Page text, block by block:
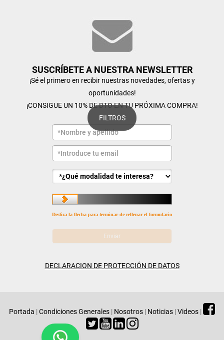
FILTROS
SUSCRÍBETE A NUESTRA NEWSLETTER
¡Sé el primero en recibir nuestras novedades, ofertas y
oportunidades!
¡CONSIGUE UN 10% DE DTO EN TU PRÓXIMA COMPRA!
Desliza la flecha para terminar de rellenar el formulario
DECLARACION DE PROTECCIÓN DE DATOS
Portada |Condiciones Generales | Nosotros | Noticias |Videos |